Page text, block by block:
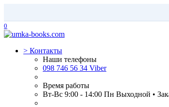
0
> Контакты
Наши телефоны
098 746 56 34 Viber
Время работы
Вт-Вс 9:00 - 14:00 Пн Выходной •